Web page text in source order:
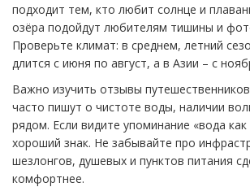
подходит тем, кто любит солнце и
озёра подойдут любителям тишины и
Проверьте климат: в среднем, летний
длится с июня по август, а в Азии – с
Важно изучить отзывы
часто пишут о чистоте воды, наличии
рядом. Если видите упоминание «вода как
хороший знак. Не забывайте про
шезлонгов, душевых и пунктов питания
комфортнее.